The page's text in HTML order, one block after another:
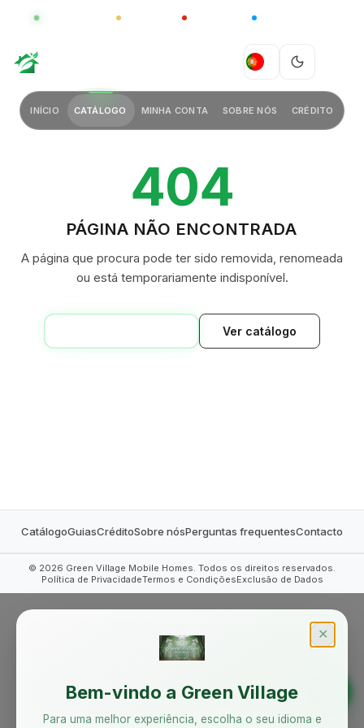
GLOBAL CHINA
PT
INÍCIO CATÁLOGO MINHA CONTA SOBRE NÓS CRÉDITO
404
PÁGINA NÃO ENCONTRADA
A página que procura pode ter sido removida, renomeada
ou está temporariamente indisponível.
Ver catálogo
CatálogoGuiasCréditoSobre nósPerguntas frequentesContacto
© 2026 Green Village Mobile Homes. Todos os direitos reservados.
Política de PrivacidadeTermos e CondiçõesExclusão de Dados
✕
Bem-vindo a Green Village
Para uma melhor experiência, escolha o seu idioma e